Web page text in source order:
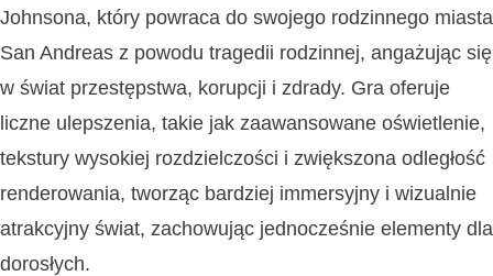
Johnsona, który powraca do swojego rodzinnego miasta
San Andreas z powodu tragedii rodzinnej, angażując się
w świat przestępstwa, korupcji i zdrady. Gra oferuje
liczne ulepszenia, takie jak zaawansowane oświetlenie,
tekstury wysokiej rozdzielczości i zwiększona odległość
renderowania, tworząc bardziej immersyjny i wizualnie
atrakcyjny świat, zachowując jednocześnie elementy dla
dorosłych.